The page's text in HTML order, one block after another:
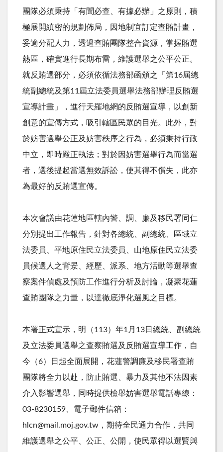
團隊必須秉持「有聞必查、有據必辦」之原則，積
極展開縝密的規劃佈局，因地制宜訂定查賄計畫，
妥適分配人力，透過查賄團隊整合資源，掌握賄選
熱區，確實進行長期布雷，維護選舉之公平公正。
就反賄選部分，必須依循法務部函頒之「第16屆總
統副總統及第11 屆立法委員選舉法務部辦理反賄選
宣導計畫」，進行天羅地網的反賄選宣導，以創新
創意的宣傳方式，吸引轄區民眾的目光。此外，對
於妨害選舉公正及妨害秩序之行為，必須秉持行政
中立，即時嚴正執法；對於因妨害選舉行為而當選
者，選後提起當選無效訴訟，使其得不償失，此亦
為最好的反賄選宣傳。
本次會議由花蓮地區轄內警、調、廉及移民署同仁
分別提出工作報告，針對各總統、副總統、區域立
法委員、平地原住民立法委員、山地原住民立法委
員候選人之背景、經歷、派系、地方活動等選舉查
察案件偵處及預防工作進行分析及討論，凝聚花蓮
查賄團隊之力量，以達徹底淨化選風之目標。
本署正式宣示，明（113）年1 月 13日總統、副總統
及立法委員選舉之查察賄選及反賄選宣導工作，自
今（6）日起全面展開，花蓮警調廉及移民署查賄
團隊將全力以赴，防止賄選、暴力及其他不法因素
介入影響選舉，同時提供檢舉妨害選舉電話專線：
03-8230159、電子郵件信箱：
hlcn@mail.moj.gov.tw，期待全民通力合作，共同
維護選舉之公平、公正、公開，使民眾得以選賢與